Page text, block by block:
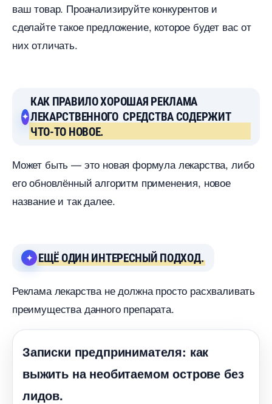
аш товар. Проанализируйте конкурентов и
сделайте такое предложение, которое будет вас от
них отличать.
КАК ПРАВИЛО ХОРОШАЯ РЕКЛАМА
ЛЕКАРСТВЕННОГО СРЕДСТВА СОДЕРЖИТ
ЧТО-ТО НОВОЕ.
Может быть — это новая формула лекарства, либо
его обновлённый алгоритм применения, новое
название и так далее.
ЕЩЁ ОДИН ИНТЕРЕСНЫЙ ПОДХОД.
Реклама лекарства не должна просто расхваливать
преимущества данного препарата.
Записки предпринимателя: как
ыжить на необитаемом острове без
лидов.